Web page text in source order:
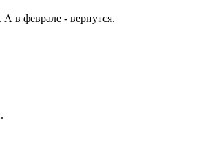
в феврале - вернутся.